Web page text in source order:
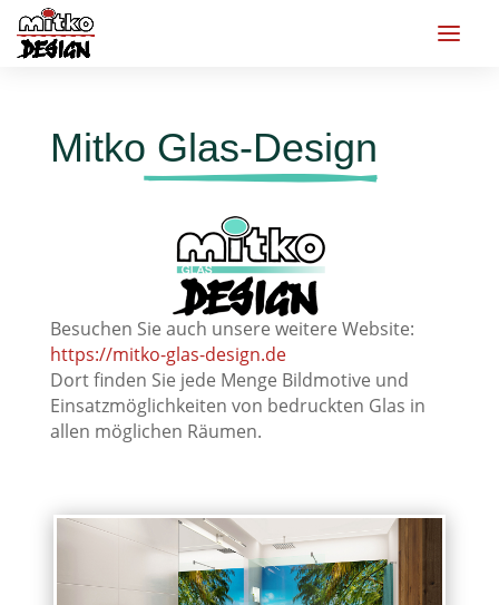
Mitko Glas-Design
Besuchen Sie auch unsere weitere Website:
https://mitko-glas-design.de
Dort finden Sie jede Menge Bildmotive und
Einsatzmöglichkeiten von bedruckten Glas in
allen möglichen Räumen.